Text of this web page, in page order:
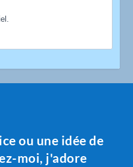
ou une idée de
moi, j'adore